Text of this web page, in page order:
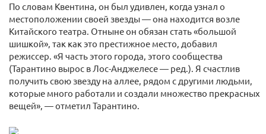
По словам Квентина, он был удивлен, когда узнал о
местоположении своей звезды — она находится возле
Китайского театра. Отныне он обязан стать «большой
шишкой», так как это престижное место, добавил
режиссер. «Я часть этого города, этого сообщества
(Тарантино вырос в Лос-Анджелесе — ред.). Я счастлив
получить свою звезду на аллее, рядом с другими людьми,
которые много работали и создали множество прекрасных
вещей», — отметил Тарантино.